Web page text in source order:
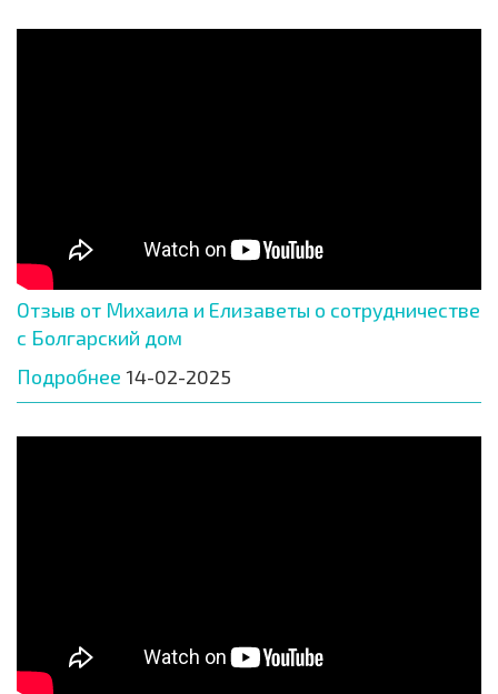
Отзыв от Михаила и Елизаветы о сотрудничестве
с Болгарский дом
Подробнее 14-02-2025